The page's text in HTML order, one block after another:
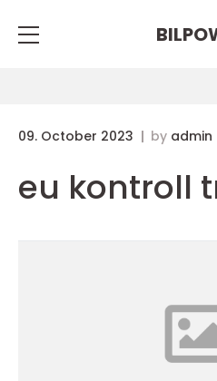
09. October 2023 by admin
eu kontroll